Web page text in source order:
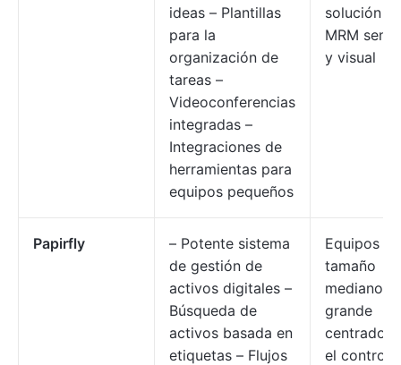
ideas – Plantillas
para la
organización de
tareas –
Videoconferencias
integradas –
Integraciones de
herramientas para
equipos pequeños
solución
MRM
y visual
Papirfly
– Potente sistema
de gestión de
activos digitales –
Búsqueda de
activos basada en
etiquetas – Flujos
Equipos de
tamaño
mediano a
grande
centrados
el control